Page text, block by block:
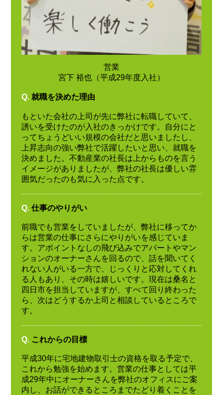
営業
宮下 裕也（平成29年度入社）
Q. 就職を決めた理由
もといた会社の上司が先に弊社に転職していて、
誘いを受けたのが入社のきっかけです。自分にと
ってちょうどいい規模の会社だと思いましたし、
上昇志向の強い弊社で活躍したいと思い、就職を
決めました。不動産業の社長は上からものを言う
イメージがありましたが、弊社の社長は優しい雰
囲気だったのも気に入った点です。
Q. 仕事のやりがい
前職でも営業をしていましたが、弊社に移ってか
らは営業の仕事にさらにやりがいを感じていま
す。アポイントなしの飛び込みでアパートやマン
ションのオーナーさんを回るので、話を聞いてく
れない人がいる一方で、じっくりと応対してくれ
る人もあり、その時は嬉しいです。現在は桑名と
四日市を担当していますが、すべて回り終わった
ら、次はどうするか上司と相談しているところで
す。
Q. これからの目標
平成30年に宅地建物取引士の資格を取る予定で、
これから勉強を始めます。営業の仕事としては平
成29年中にオーナーさんを弊社のオフィスにご案
内し、お話ができるところまでたどり着くことを